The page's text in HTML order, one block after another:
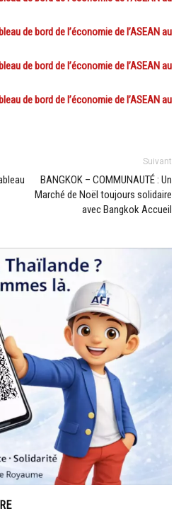
de bord de l’économie de l’ASEAN au
de bord de l’économie de l’ASEAN au
de bord de l’économie de l’ASEAN au
Suivant
BANGKOK – COMMUNAUTÉ : Un
Marché de Noël toujours solidaire
avec Bangkok Accueil